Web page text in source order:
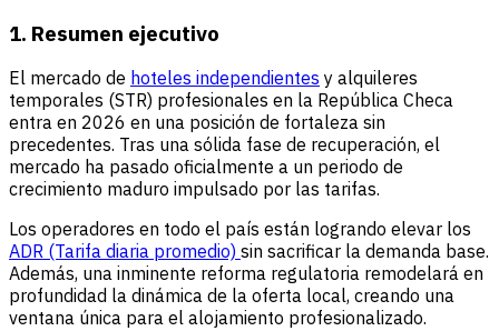
1. Resumen ejecutivo
El mercado de hoteles independientes y alquileres
temporales (STR) profesionales en la República Checa
entra en 2026 en una posición de fortaleza sin
precedentes. Tras una sólida fase de recuperación, el
mercado ha pasado oficialmente a un periodo de
crecimiento maduro impulsado por las tarifas.
Los operadores en todo el país están logrando elevar los
ADR (Tarifa diaria promedio) sin sacrificar la demanda base.
Además, una inminente reforma regulatoria remodelará en
profundidad la dinámica de la oferta local, creando una
ventana única para el alojamiento profesionalizado.